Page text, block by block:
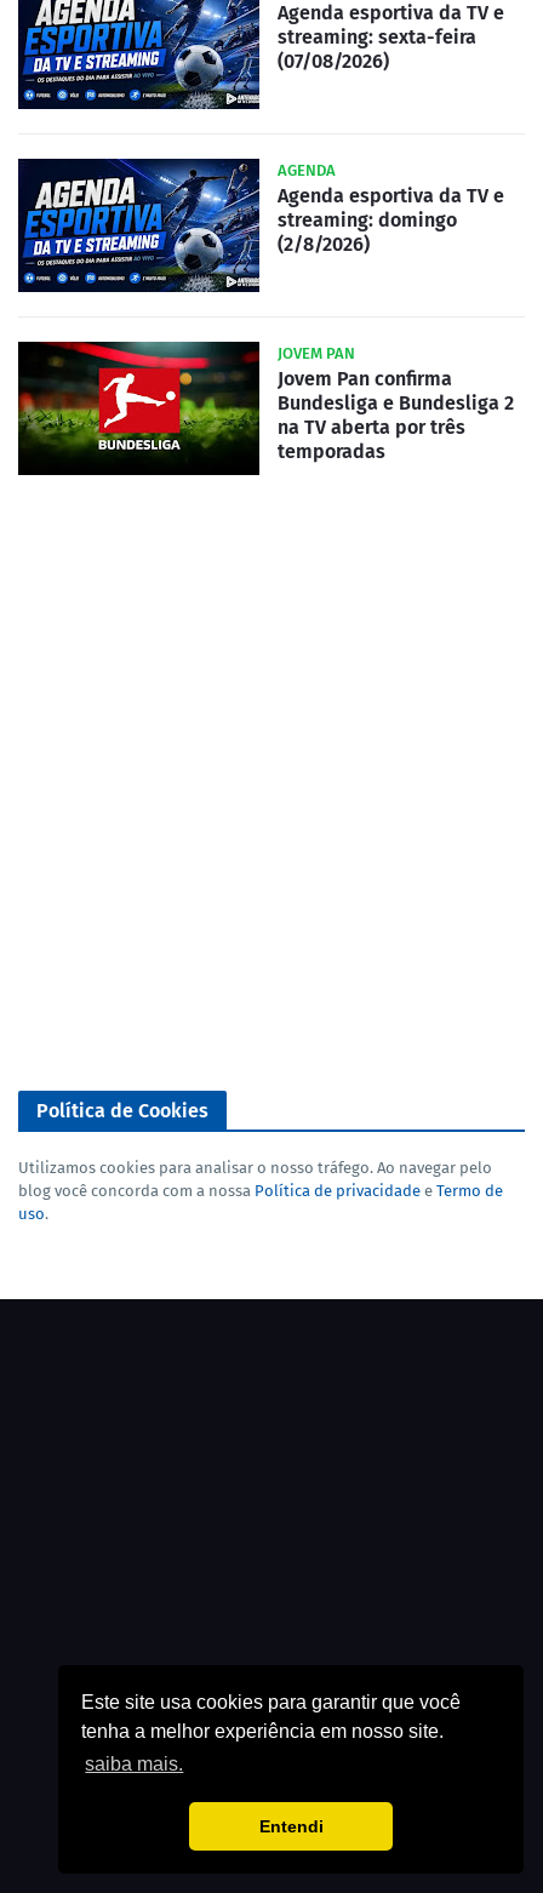
Este site usa cookies para garantir que você
tenha a melhor experiência em nosso site.
saiba mais.
Entendi
Agenda esportiva da TV e
streaming: sexta-feira
(07/08/2026)
AGENDA
Agenda esportiva da TV e
streaming: domingo
(2/8/2026)
JOVEM PAN
Jovem Pan confirma
Bundesliga e Bundesliga 2
na TV aberta por três
temporadas
Política de Cookies
Utilizamos cookies para analisar o nosso tráfego. Ao navegar pelo
blog você concorda com a nossa Política de privacidade e Termo de
uso.